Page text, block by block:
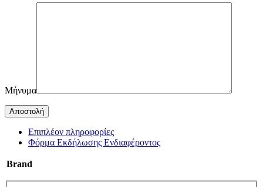
Μήνυμα
Επιπλέον πληροφορίες
Φόρμα Εκδήλωσης Ενδιαφέροντος
Brand